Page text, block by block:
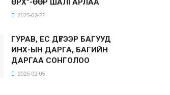
ӨРХ”-ӨӨР ШАЛГАРЛАА
2025-02-27
ГУРАВ, ЕС ДҮГЭЭР БАГУУД
ИНХ-ЫН ДАРГА, БАГИЙН
ДАРГАА СОНГОЛОО
2025-02-05